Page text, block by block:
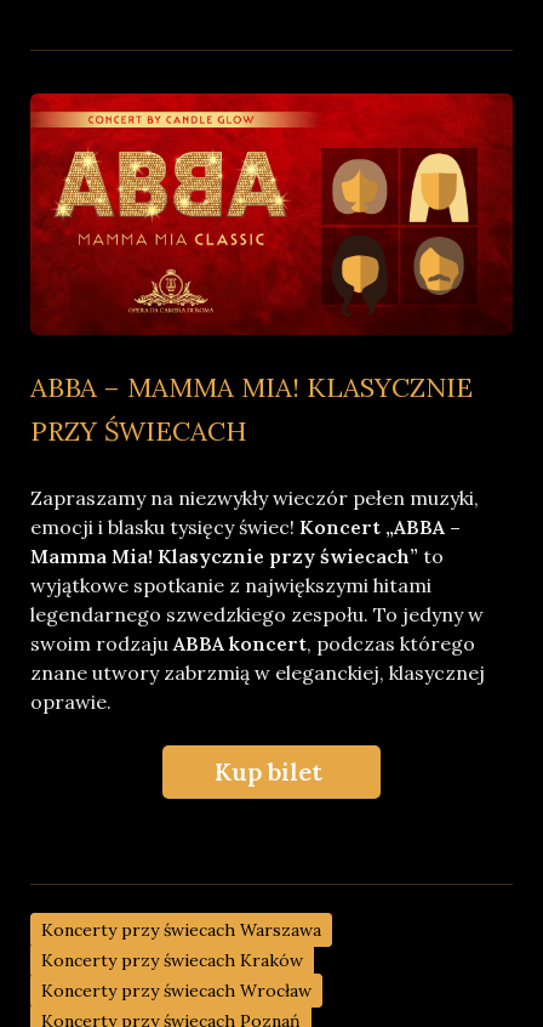
ABBA – MAMMA MIA! KLASYCZNIE
PRZY ŚWIECACH
Zapraszamy na niezwykły wieczór pełen muzyki,
emocji i blasku tysięcy świec! Koncert „ABBA –
Mamma Mia! Klasycznie przy świecach” to
wyjątkowe spotkanie z największymi hitami
legendarnego szwedzkiego zespołu. To jedyny w
swoim rodzajuABBA koncert, podczas którego
znane utwory zabrzmią w eleganckiej, klasycznej
oprawie.
Kup bilet
Koncerty przy świecach Warszawa
Koncerty przy świecach Kraków
Koncerty przy świecach Wrocław
Koncerty przy świecach Poznań